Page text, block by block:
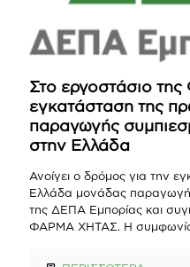
Στο εργοστάσιο
εγκατάσταση της
παραγωγής
στην Ελλάδα
Ανοίγει ο δρόμος για την
Ελλάδα μονάδας
της ΔΕΠΑ Εμπορίας και
ΦΑΡΜΑ ΧΗΤΑΣ. Η